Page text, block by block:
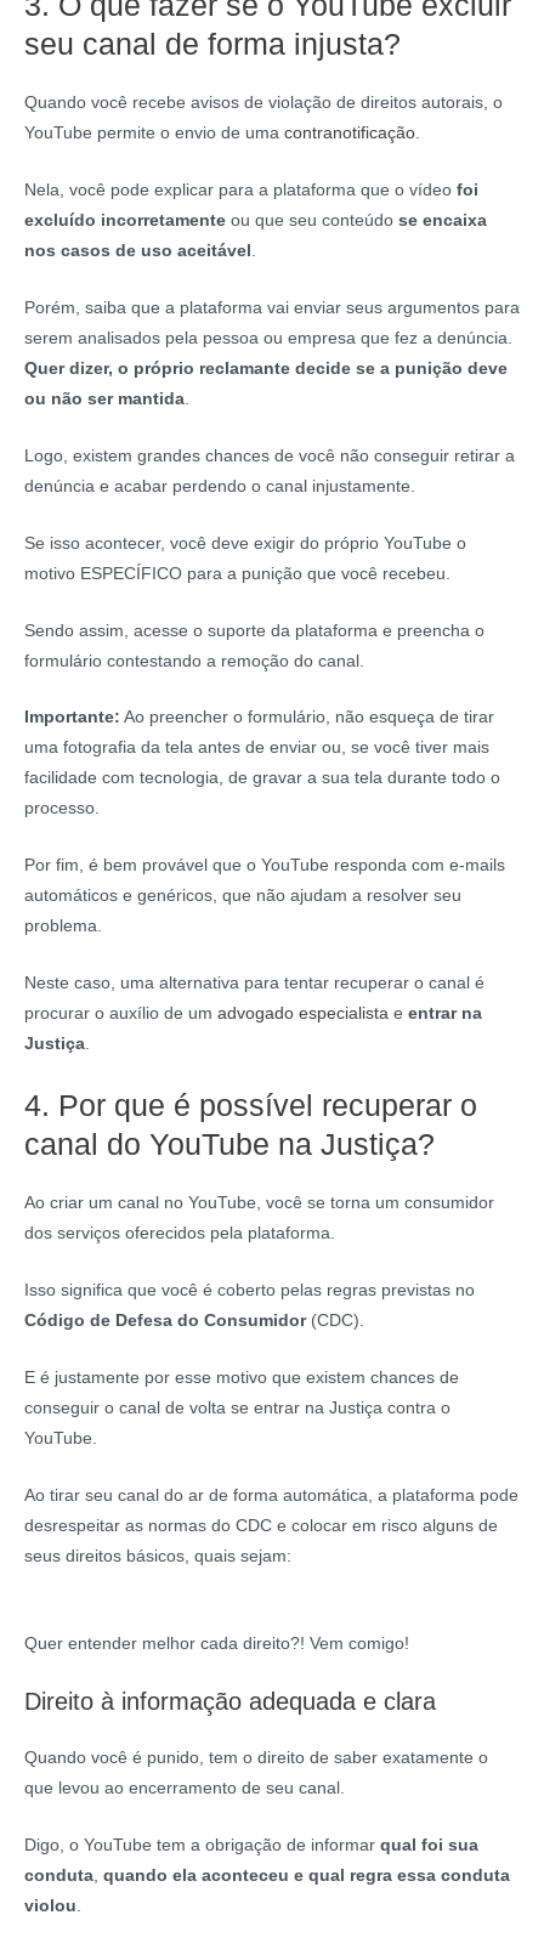
seu canal de forma injusta?
Quando você recebe avisos de violação de direitos autorais, o
YouTube permite o envio de uma contranotificação.
Nela, você pode explicar para a plataforma que o vídeo foi
excluído incorretamente ou que seu conteúdo se encaixa
nos casos de uso aceitável .
Porém, saiba que a plataforma vai enviar seus argumentos para
serem analisados pela pessoa ou empresa que fez a denúncia.
Quer dizer, o próprio reclamante decide se a punição deve
ou não ser mantida
Logo, existem grandes chances de você não conseguir retirar a
denúncia e acabar perdendo o canal injustamente.
Se isso acontecer, você deve exigir do próprio YouTube o
motivo ESPECÍFICO para a punição que você recebeu.
Sendo assim, acesse o suporte da plataforma e preencha o
formulário contestando a remoção do canal.
Importante: Ao preencher o formulário, não esqueça de tirar
uma fotografia da tela antes de enviar ou, se você tiver mais
facilidade com tecnologia, de gravar a sua tela durante todo o
processo.
Por fim, é bem provável que o YouTube responda com e-mails
automáticos e genéricos, que não ajudam a resolver seu
problema.
Neste caso, uma alternativa para tentar recuperar o canal é
procurar o auxílio de um advogado especialista e entrar na
Justiça.
4. Por que é possível recuperar o
canal do YouTube na Justiça?
Ao criar um canal no YouTube, você se torna um consumidor
dos serviços oferecidos pela plataforma.
Isso significa que você é coberto pelas regras previstas no
Código de Defesa do Consumidor (CDC).
E é justamente por esse motivo que existem chances de
conseguir o canal de volta se entrar na Justiça contra o
YouTube.
Ao tirar seu canal do ar de forma automática, a plataforma pode
desrespeitar as normas do CDC e colocar em risco alguns de
seus direitos básicos, quais sejam:
Quer entender melhor cada direito?! Vem comigo!
Direito à informação adequada e clara
Quando você é punido, tem o direito de saber exatamente o
que levou ao encerramento de seu canal.
Digo, o YouTube tem a obrigação de informar qual foi sua
conduta, quando ela aconteceu e qual regra essa conduta
violou.